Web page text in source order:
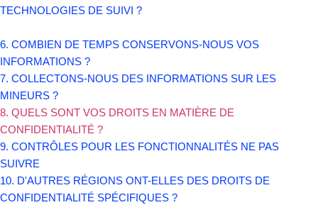
TECHNOLOGIES DE SUIVI ?
6. COMBIEN DE TEMPS CONSERVONS-NOUS VOS
INFORMATIONS ?
7. COLLECTONS-NOUS DES INFORMATIONS SUR LES
MINEURS ?
8. QUELS SONT VOS DROITS EN MATIÈRE DE
CONFIDENTIALITÉ ?
9. CONTRÔLES POUR LES FONCTIONNALITÉS NE PAS
SUIVRE
10. D'AUTRES RÉGIONS ONT-ELLES DES DROITS DE
CONFIDENTIALITÉ SPÉCIFIQUES ?